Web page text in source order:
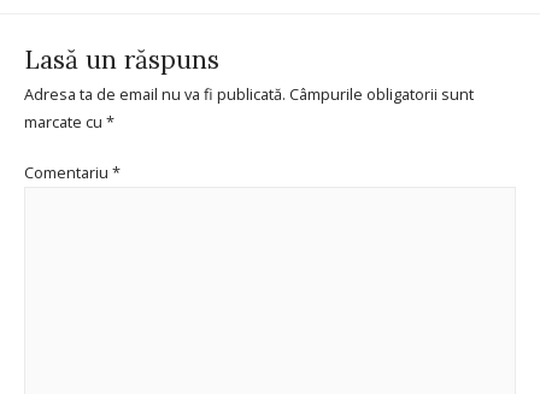
Lasă un răspuns
Adresa ta de email nu va fi publicată. Câmpurile obligatorii sunt
marcate cu *
Comentariu *